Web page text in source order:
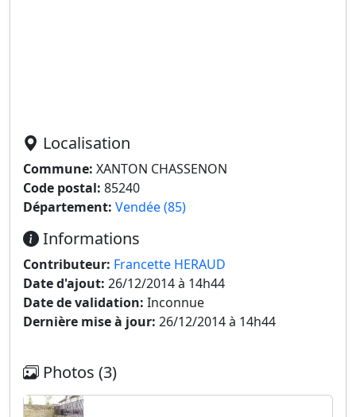
Localisation
Commune: XANTON CHASSENON
Code postal: 85240
Département: Vendée (85)
Informations
Contributeur: Francette HERAUD
Date d'ajout: 26/12/2014 à 14h44
Date de validation: Inconnue
Dernière mise à jour: 26/12/2014 à 14h44
Photos (3)